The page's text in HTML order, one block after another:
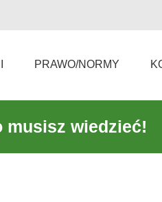
PRAWO/NORMY
musisz wiedzieć!